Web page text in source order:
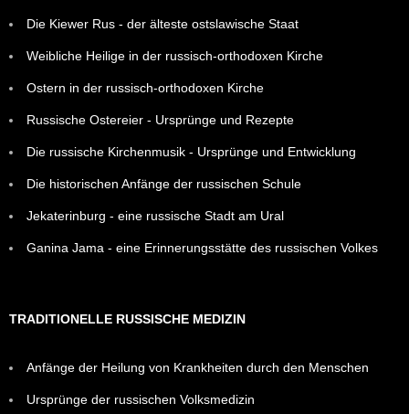
Die Kiewer Rus - der älteste ostslawische Staat
Weibliche Heilige in der russisch-orthodoxen Kirche
Ostern in der russisch-orthodoxen Kirche
Russische Ostereier - Ursprünge und Rezepte
Die russische Kirchenmusik - Ursprünge und Entwicklung
Die historischen Anfänge der russischen Schule
Jekaterinburg - eine russische Stadt am Ural
Ganina Jama - eine Erinnerungsstätte des russischen Volkes
TRADITIONELLE RUSSISCHE MEDIZIN
Anfänge der Heilung von Krankheiten durch den Menschen
Ursprünge der russischen Volksmedizin